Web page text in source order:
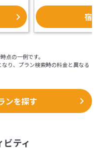
宿
点の一例です。
り、プラン検索時の料金と異なる
ンを探す
ビティ